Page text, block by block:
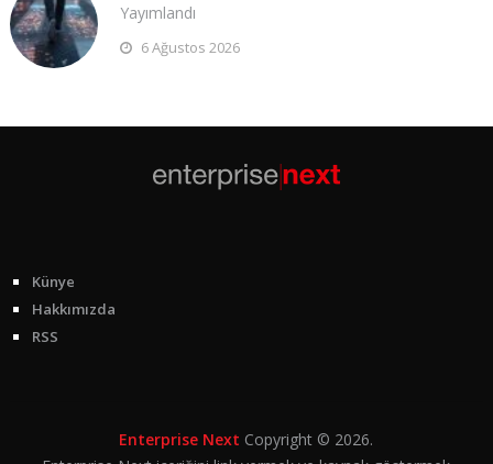
Yayımlandı
6 Ağustos 2026
Künye
Hakkımızda
RSS
Enterprise Next Copyright © 2026.